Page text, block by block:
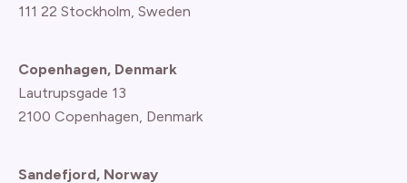
111 22 Stockholm, Sweden
Copenhagen, Denmark
Lautrupsgade 13
2100 Copenhagen, Denmark
Sandefjord, Norway